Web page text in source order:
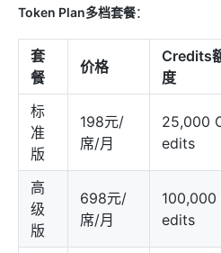
Token Plan多档套餐：
套
餐
价格
Credits
度
标
准
版
198元/
席/月
25,000
edits
高
级
版
698元/
席/月
100,000
edits